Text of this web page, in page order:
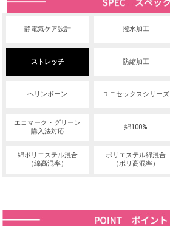
静電気ケア設計 撥水加工
ストレッチ 防縮加工
ヘリンボーン ユニセックスシリーズ
エコマーク・グリーン
購入法対応
綿100%
綿ポリエステル混合
（綿高混率）
ポリエステル綿混合
（ポリ高混率）